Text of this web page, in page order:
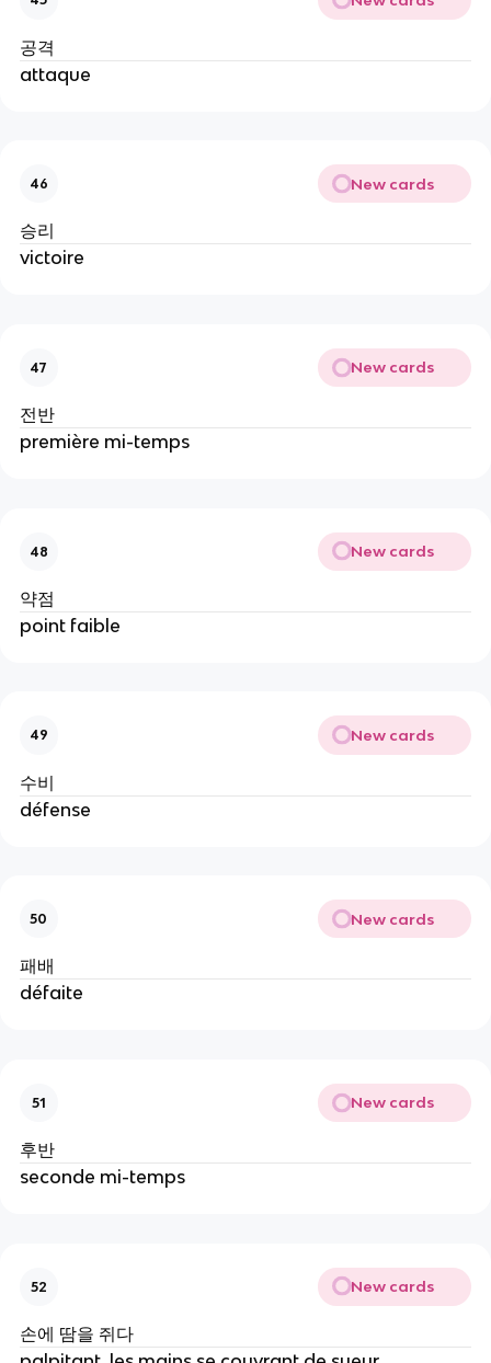
공격
attaque
46 New cards
승리
victoire
47 New cards
전반
première mi-temps
48 New cards
약점
point faible
49 New cards
수비
défense
50 New cards
패배
défaite
51 New cards
후반
seconde mi-temps
52 New cards
손에 땀을 쥐다